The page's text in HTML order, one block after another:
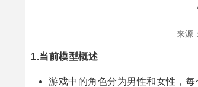
来源：
1.当前模型概述
游戏中的角色分为男性和女性，每